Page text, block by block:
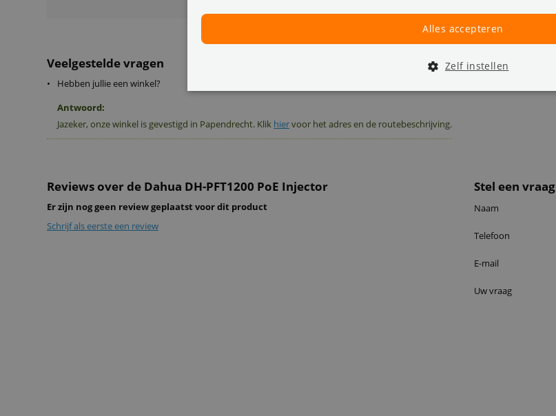
Veelgestelde vragen
•
Hebben jullie een winkel?
Antwoord:
Jazeker, onze winkel is gevestigd in Papendrecht. Klik hiervoor het adres en de routebeschrijving.
Reviews over de Dahua DH-PFT1200 PoE Injector
Er zijn nog geen review geplaatst voor dit product
Schrijf als eerste een review
Stel een vraag
Naam
Telefoon
E-mail
Uw vraag
Alles accepteren
Zelf instellen